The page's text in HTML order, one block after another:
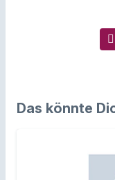
Das könnte